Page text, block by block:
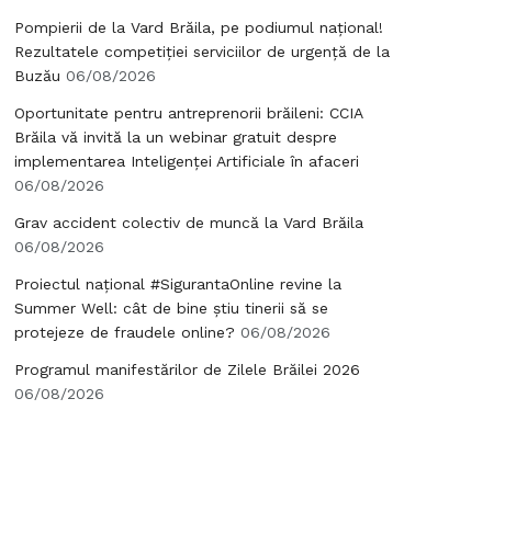
Pompierii de la Vard Brăila, pe podiumul național!
Rezultatele competiției serviciilor de urgență de la
Buzău 06/08/2026
Oportunitate pentru antreprenorii brăileni: CCIA
Brăila vă invită la un webinar gratuit despre
implementarea Inteligenței Artificiale în afaceri
06/08/2026
Grav accident colectiv de muncă la Vard Brăila
06/08/2026
Proiectul național #SigurantaOnline revine la
Summer Well: cât de bine știu tinerii să se
protejeze de fraudele online? 06/08/2026
Programul manifestărilor de Zilele Brăilei 2026
06/08/2026